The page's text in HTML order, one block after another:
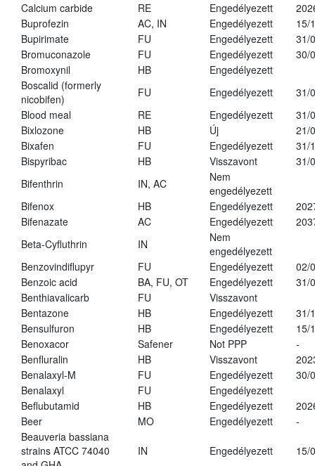
Calcium carbide
RE Engedélyezett
Buprofezin
AC, IN Engedélyezett
15/
Bupirimate
FU Engedélyezett
31/
Bromuconazole
FU Engedélyezett
30/
Bromoxynil
HB
Engedélyezett
Boscalid (formerly
nicobifen)
FU Engedélyezett
31/
Blood meal
RE Engedélyezett
31/
Bixlozone
HB Új
21/
Bixafen
FU Engedélyezett
31/
Bispyribac
HB Visszavont
31/
Bifenthrin
IN, AC
Nem
engedélyezett
Bifenox
HB Engedélyezett
Bifenazate
AC Engedélyezett
Beta-Cyfluthrin
IN
Nem
engedélyezett
Benzovindiflupyr
FU Engedélyezett
02/
Benzoic acid
BA, FU, OT Engedélyezett
31/
Benthiavalicarb
FU
Visszavont
Bentazone
HB Engedélyezett
31/
Bensulfuron
HB Engedélyezett
15/
Benoxacor
Safener Not PPP
-
Benfluralin
HB Visszavont
Benalaxyl-M
FU Engedélyezett
30/
Benalaxyl
FU
Engedélyezett
Beflubutamid
HB Engedélyezett
Beer
MO Engedélyezett
-
Beauveria bassiana
strains ATCC 74040
IN Engedélyezett 15/